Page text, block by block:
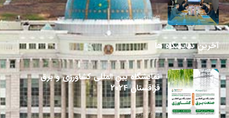
8 آگوست 2026
آخرین نمایشگاه ها
نمایشگاه بین المللی کشاورزی و برق
قزاقستان 2024
26 جولای 2024